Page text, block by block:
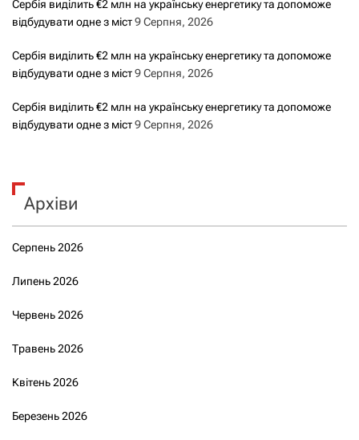
Сербія виділить €2 млн на українську енергетику та допоможе
відбудувати одне з міст9 Серпня, 2026
Сербія виділить €2 млн на українську енергетику та допоможе
відбудувати одне з міст9 Серпня, 2026
Сербія виділить €2 млн на українську енергетику та допоможе
відбудувати одне з міст9 Серпня, 2026
Архіви
Серпень 2026
Липень 2026
Червень 2026
Травень 2026
Квітень 2026
Березень 2026